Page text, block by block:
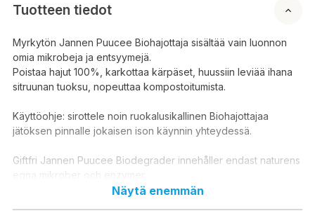
Tuotteen tiedot
Myrkytön Jannen Puucee Biohajottaja sisältää vain luonnon
omia mikrobeja ja entsyymejä.
Poistaa hajut 100%, karkottaa kärpäset, huussiin leviää ihana
sitruunan tuoksu, nopeuttaa kompostoitumista.
Käyttöohje: sirottele noin ruokalusikallinen Biohajottajaa
jätöksen pinnalle jokaisen ison käynnin yhteydessä.
Giftfri Jannen Puucee Biodegrader innehåller endast naturens
egna mikrober och enzymer.
Eliminerar lukter till 100 %, stöter bort flugor, en underbar
Näytä enemmän